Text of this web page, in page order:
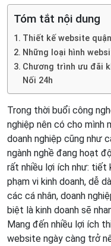
Tóm tắt nội dung
Thiết kế website
Những loại hình
Chương trình ưu đãi
Nối 24h
Trong thời buổi công
nghiệp nên có cho mình
doanh nghiệp cũng như
ngành nghề đang hoạt
rất nhiều lợi ích như: tiết
phạm vi kinh doanh, dễ
các cá nhân, doanh
biệt là kinh doanh sẽ
Mang đến nhiều lợi ích
website ngày càng trở